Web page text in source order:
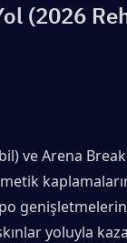
(2026
ve Arena
yoluyla